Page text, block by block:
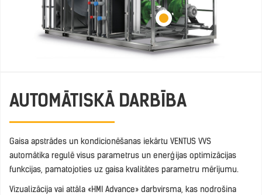
AUTOMĀTISKĀ DARBĪBA
Gaisa apstrādes un kondicionēšanas iekārtu VENTUS VVS
automātika regulē visus parametrus un enerģijas optimizācijas
funkcijas, pamatojoties uz gaisa kvalitātes parametru mērījumu.
Vizualizācija vai attāla «HMI Advance» darbvirsma, kas nodrošina